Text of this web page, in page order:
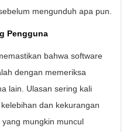
mengunduh apa pun.
Pengguna
bahwa software
dengan memeriksa
lain. Ulasan sering kali
dan kekurangan
mungkin muncul